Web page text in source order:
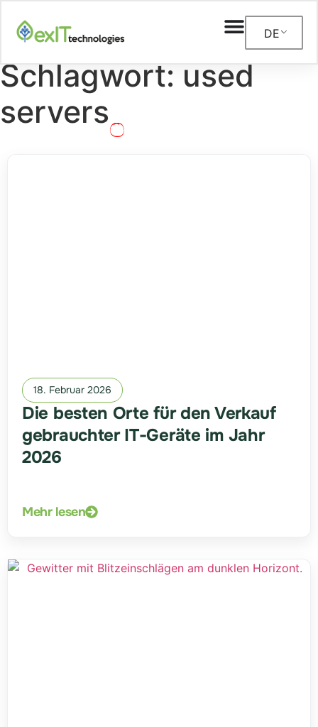
DE
Schlagwort: used
servers
18. Februar 2026
Die besten Orte für den Verkauf
gebrauchter IT-Geräte im Jahr
2026
Mehr lesen